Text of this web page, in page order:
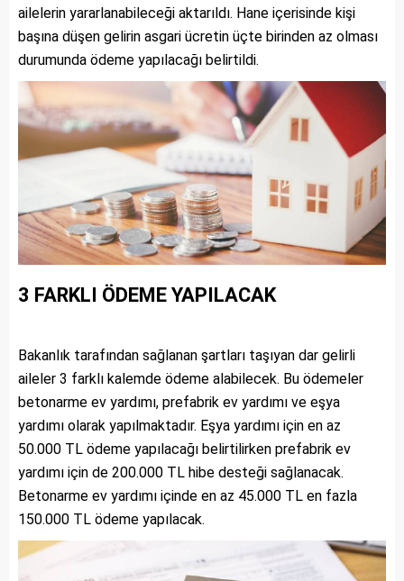
ailelerin yararlanabileceği aktarıldı. Hane içerisinde kişi
başına düşen gelirin asgari ücretin üçte birinden az olması
durumunda ödeme yapılacağı belirtildi.
3 FARKLI ÖDEME YAPILACAK
Bakanlık tarafından sağlanan şartları taşıyan dar gelirli
aileler 3 farklı kalemde ödeme alabilecek. Bu ödemeler
betonarme ev yardımı, prefabrik ev yardımı ve eşya
yardımı olarak yapılmaktadır. Eşya yardımı için en az
50.000 TL ödeme yapılacağı belirtilirken prefabrik ev
yardımı için de 200.000 TL hibe desteği sağlanacak.
Betonarme ev yardımı içinde en az 45.000 TL en fazla
150.000 TL ödeme yapılacak.